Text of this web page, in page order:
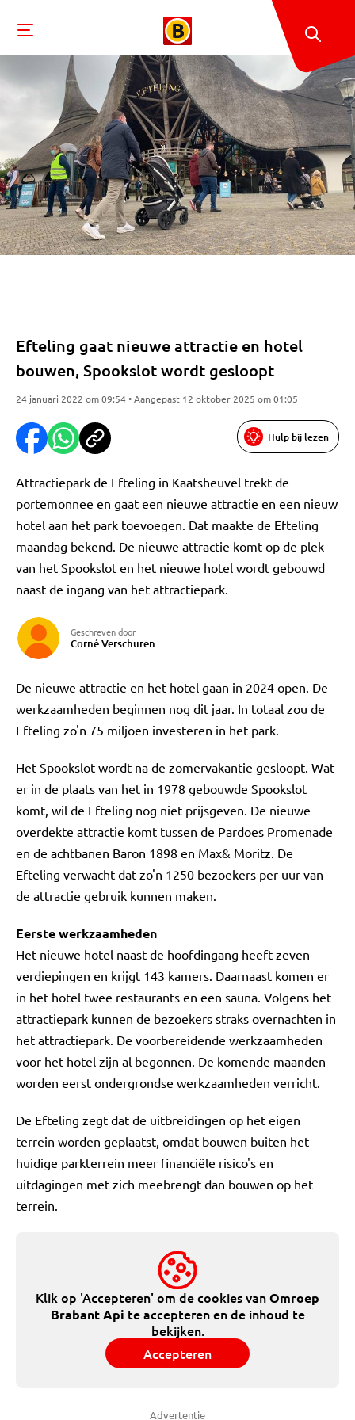
Efteling gaat nieuwe attractie en hotel
bouwen, Spookslot wordt gesloopt
24 januari 2022 om 09:54 • Aangepast 12 oktober 2025 om 01:05
Hulp bij lezen
Attractiepark de Efteling in Kaatsheuvel trekt de
portemonnee en gaat een nieuwe attractie en een nieuw
hotel aan het park toevoegen. Dat maakte de Efteling
maandag bekend. De nieuwe attractie komt op de plek
van het Spookslot en het nieuwe hotel wordt gebouwd
naast de ingang van het attractiepark.
Geschreven door
Corné Verschuren
De nieuwe attractie en het hotel gaan in 2024 open. De
werkzaamheden beginnen nog dit jaar. In totaal zou de
Efteling zo'n 75 miljoen investeren in het park.
Het Spookslot wordt na de zomervakantie gesloopt. Wat
er in de plaats van het in 1978 gebouwde Spookslot
komt, wil de Efteling nog niet prijsgeven. De nieuwe
overdekte attractie komt tussen de Pardoes Promenade
en de achtbanen Baron 1898 en Max& Moritz. De
Efteling verwacht dat zo'n 1250 bezoekers per uur van
de attractie gebruik kunnen maken.
Eerste werkzaamheden
Het nieuwe hotel naast de hoofdingang heeft zeven
verdiepingen en krijgt 143 kamers. Daarnaast komen er
in het hotel twee restaurants en een sauna. Volgens het
attractiepark kunnen de bezoekers straks overnachten in
het attractiepark. De voorbereidende werkzaamheden
voor het hotel zijn al begonnen. De komende maanden
worden eerst ondergrondse werkzaamheden verricht.
De Efteling zegt dat de uitbreidingen op het eigen
terrein worden geplaatst, omdat bouwen buiten het
huidige parkterrein meer financiële risico's en
uitdagingen met zich meebrengt dan bouwen op het
terrein.
Klik op 'Accepteren' om de cookies vanOmroep
Brabant Api te accepteren en de inhoud te
bekijken.
Accepteren
Advertentie